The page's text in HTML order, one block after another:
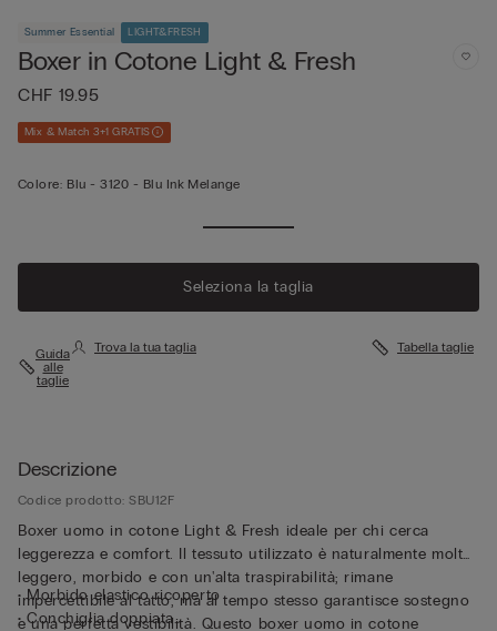
Summer Essential LIGHT&FRESH
Boxer in Cotone Light & Fresh
CHF 19.95
Mix & Match 3+1 GRATIS
Colore: Blu -3120 - Blu Ink Melange
Seleziona la taglia
Guida
alle
taglie
Trova la tua taglia Tabella taglie
Descrizione
Codice prodotto: SBU12F
Boxer uomo in cotone Light & Fresh ideale per chi cerca
leggerezza e comfort. Il tessuto utilizzato è naturalmente molto
leggero, morbido e con un'alta traspirabilità; rimane
impercettibile al tatto, ma al tempo stesso garantisce sostegno
e una perfetta vestibilità. Questo boxer uomo in cotone
• Morbido elastico ricoperto
• Conchiglia doppiata